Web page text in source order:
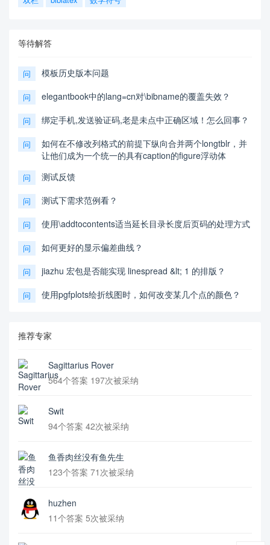
等待解答
问 模板历史版本问题
问 elegantbook中的lang=cn对\bibname的覆盖失效？
问 绑定手机,发送验证码,老是未点中正确区域！怎么回事？
问
如何在不修改列格式的前提下纵向合并两个longtblr，并
让他们成为一个统一的具有caption的figure浮动体
问 测试反馈
问 测试下需求范例看？
问 使用\addtocontents适当延长目录长度后页码的处理方式
问 如何更好的显示偏差曲线？
问 jiazhu 宏包是否能实现 linespread &lt; 1 的排版？
问 使用pgfplots绘折线图时，如何改变某几个点的颜色？
推荐专家
Sagittarius Rover
564个答案 197次被采纳
Swit
94个答案 42次被采纳
鱼香肉丝没有鱼先生
123个答案 71次被采纳
huzhen
11个答案 5次被采纳